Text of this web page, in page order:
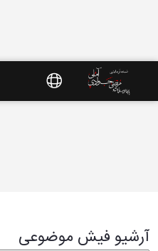
آرشیو فیش موضوعی